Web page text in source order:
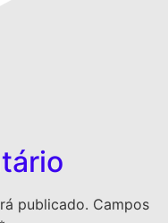
publicado. Campos